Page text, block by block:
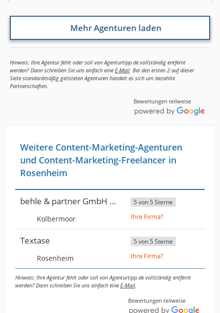
Mehr Agenturen laden
Hinweis: Ihre Agentur fehlt oder soll von Agenturtipp.de vollständig entfernt
werden? Dann schreiben Sie uns einfach eine E-Mail. Bei den ersten 2 auf dieser
Seite standardmäßig gelisteten Agenturen handelt es sich um bezahlte
Partnerschaften.
Bewertungen teilweise
Weitere Content-Marketing-Agenturen
und Content-Marketing-Freelancer in
Rosenheim
behle & partner GmbH & Co. KG
Kolbermoor
5 von 5 Sterne
Ihre Firma?
Textase
Rosenheim
5 von 5 Sterne
Ihre Firma?
Hinweis: Ihre Agentur fehlt oder soll von Agenturtipp.de vollständig entfernt
werden? Dann schreiben Sie uns einfach eine E-Mail.
Bewertungen teilweise